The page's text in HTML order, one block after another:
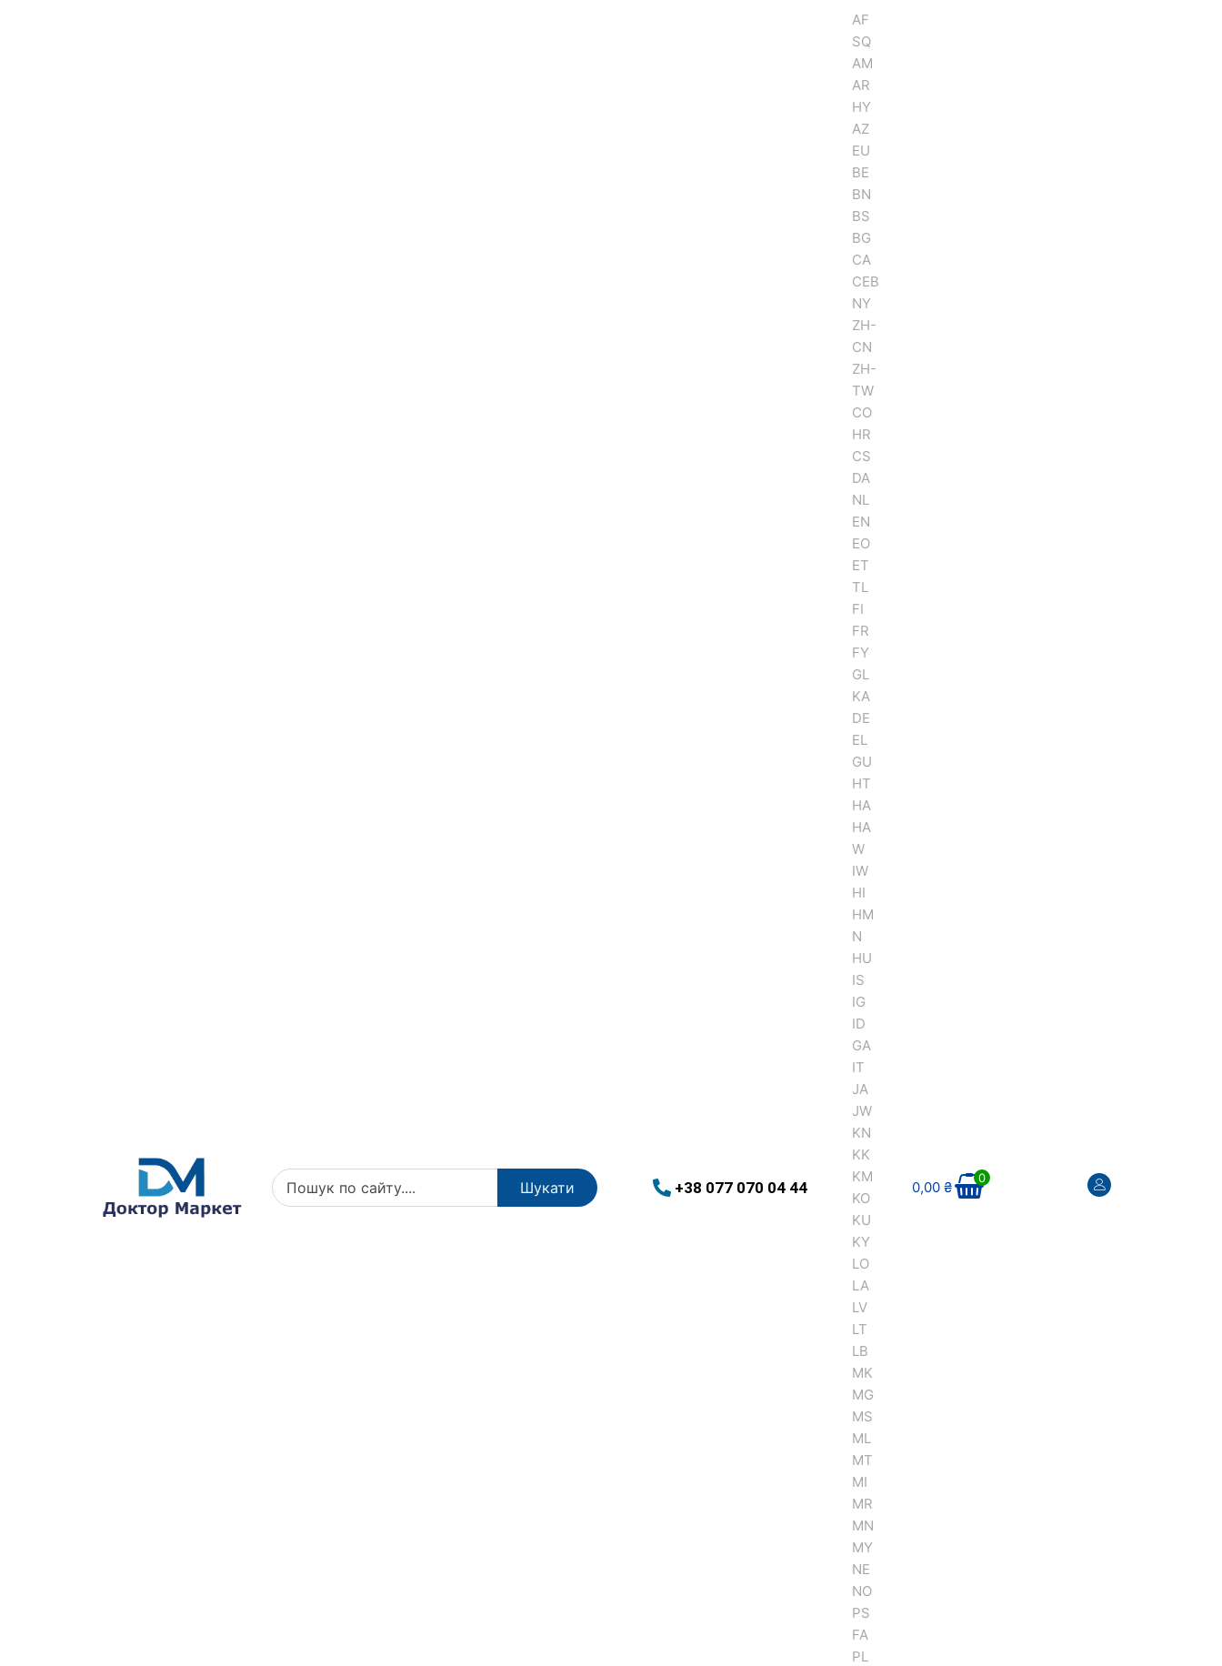
Шукати +38 077 070 04 44
AF
SQ
AM
AR
HY
AZ
EU
BE
BN
BS
BG
CA
CEB
NY
ZH-
CN
ZH-
TW
CO
HR
CS
DA
NL
EN
EO
ET
TL
FI
FR
FY
GL
KA
DE
EL
GU
HT
HA
HA
W
IW
HI
HM
N
HU
IS
IG
ID
GA
IT
JA
JW
KN
KK
KM
KO
KU
KY
LO
LA
LV
LT
LB
MK
MG
MS
ML
MT
MI
MR
MN
MY
NE
NO
PS
FA
PL
0,00₴
0